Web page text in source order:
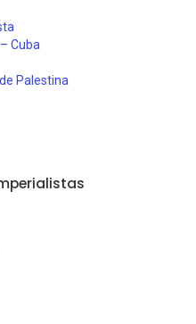
Cuba
Palestina